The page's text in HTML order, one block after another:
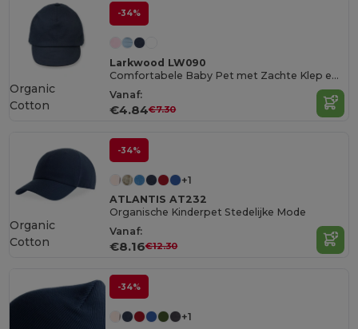
-34%
Larkwood LW090
Comfortabele Baby Pet met Zachte Klep en Elastische Achterkant
Vanaf:
€4.84€7.30
Organic
Cotton
-34%
+1
ATLANTIS AT232
Organische Kinderpet Stedelijke Mode
Vanaf:
€8.16€12.30
Organic
Cotton
-34%
+1